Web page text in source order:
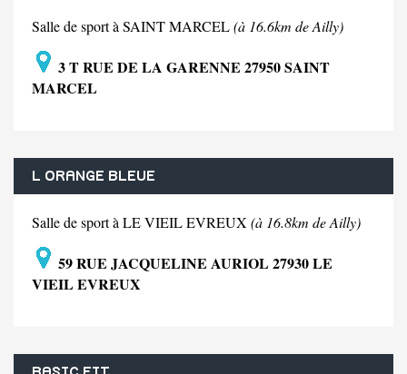
Salle de sport à SAINT MARCEL(à 16.6km de Ailly)
3 T RUE DE LA GARENNE 27950 SAINT
MARCEL
L ORANGE BLEUE
Salle de sport à LE VIEIL EVREUX (à 16.8km de Ailly)
59 RUE JACQUELINE AURIOL 27930 LE
VIEIL EVREUX